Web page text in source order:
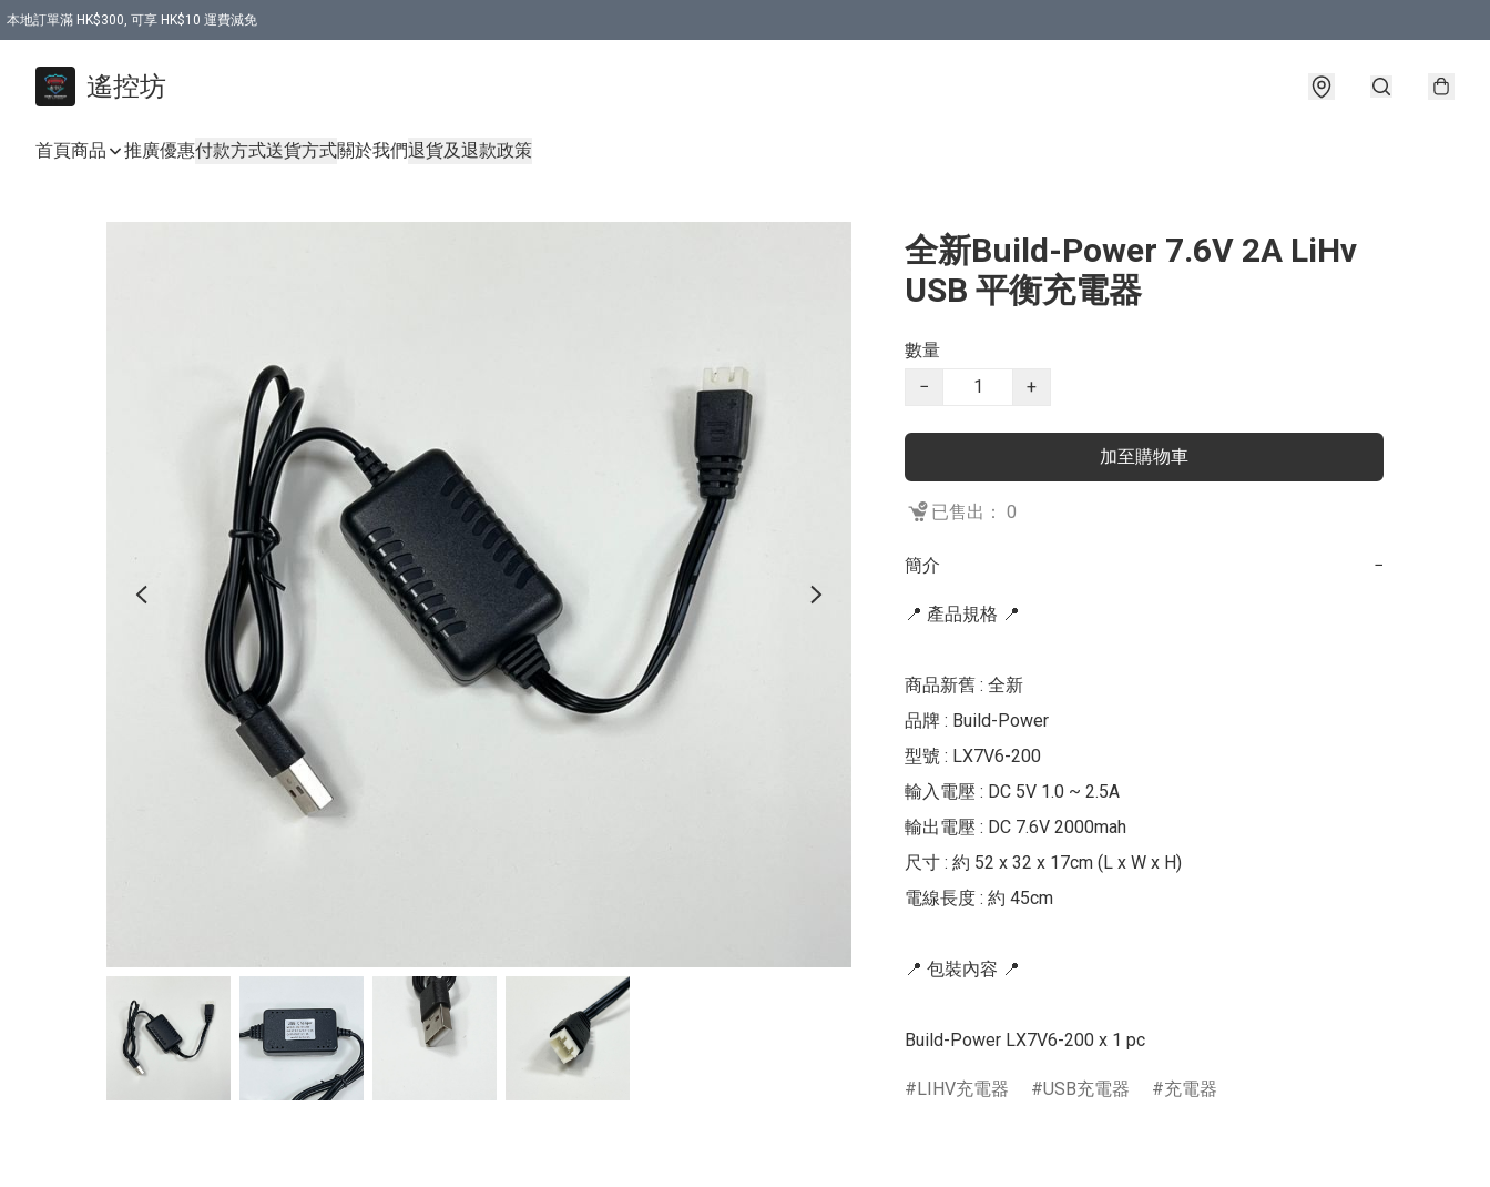
本地訂單滿 HK$300, 可享 HK$10 運費減免
遙控坊
首頁商品 推廣優惠付款方式送貨方式關於我們退貨及退款政策
全新Build-Power 7.6V 2A LiHv
USB 平衡充電器
數量
−
+
加至購物車
已售出： 0
簡介 −
📍 產品規格 📍
商品新舊 : 全新
品牌 : Build-Power
型號 : LX7V6-200
輸入電壓 : DC 5V 1.0 ~ 2.5A
輸出電壓 : DC 7.6V 2000mah
尺寸 : 約 52 x 32 x 17cm (L x W x H)
電線長度 : 約 45cm
📍 包裝內容 📍
LIHV充電器 USB充電器 充電器